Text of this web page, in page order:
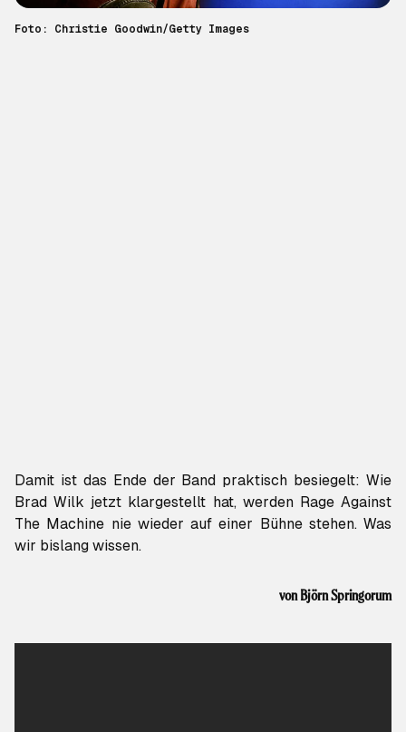
Foto: Christie Goodwin/Getty Images
Damit ist das Ende der Band praktisch besiegelt: Wie
Brad Wilk jetzt klargestellt hat, werden Rage Against
The Machine nie wieder auf einer Bühne stehen. Was
wir bislang wissen.
vonBjörn Springorum